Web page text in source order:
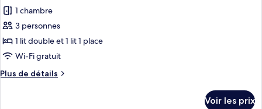
Deluxe
pour
ce
type
de
chambre :
Chambre
1 chambre
3 personnes
1 lit double et 1 lit 1 place
Wi-Fi gratuit
Plus de détails
Plus
Voir les prix